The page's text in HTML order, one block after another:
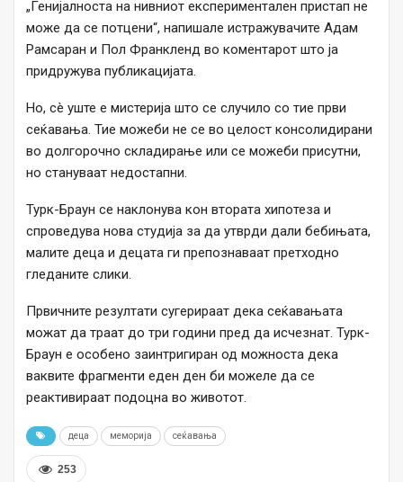
„Генијалноста на нивниот експериментален пристап не
може да се потцени“, напишале истражувачите Адам
Рамсаран и Пол Франкленд во коментарот што ја
придружува публикацијата.
Но, сè уште е мистерија што се случило со тие први
сеќавања. Тие можеби не се во целост консолидирани
во долгорочно складирање или се можеби присутни,
но стануваат недостапни.
Турк-Браун се наклонува кон втората хипотеза и
спроведува нова студија за да утврди дали бебињата,
малите деца и децата ги препознаваат претходно
гледаните слики.
Првичните резултати сугерираат дека сеќавањата
можат да траат до три години пред да исчезнат. Турк-
Браун е особено заинтригиран од можноста дека
ваквите фрагменти еден ден би можеле да се
реактивираат подоцна во животот.
деца меморија сеќавања
253